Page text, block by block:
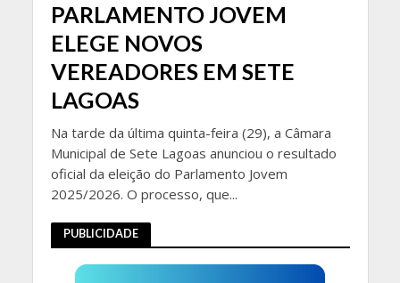
PARLAMENTO JOVEM
ELEGE NOVOS
VEREADORES EM SETE
LAGOAS
Na tarde da última quinta-feira (29), a Câmara
Municipal de Sete Lagoas anunciou o resultado
oficial da eleição do Parlamento Jovem
2025/2026. O processo, que...
PUBLICIDADE